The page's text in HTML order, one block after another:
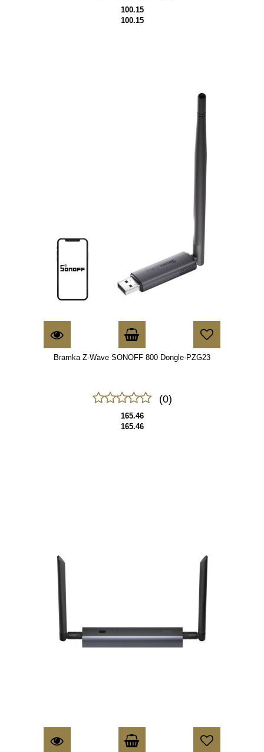
100.15
100.15
Bramka Z-Wave SONOFF 800 Dongle-PZG23
(0)
165.46
165.46